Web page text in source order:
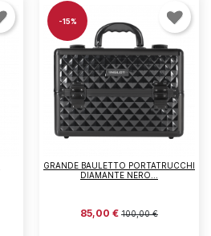
GRANDE BAULETTO PORTATRUCCHI
DIAMANTE NERO...
85,00 € 100,00 €
-15%